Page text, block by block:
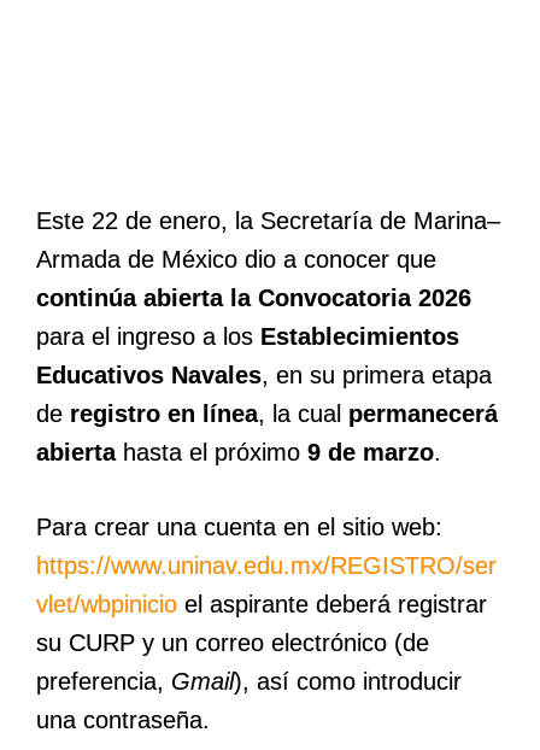
Este 22 de enero, la Secretaría de Marina–
Armada de México dio a conocer que
continúa abierta la Convocatoria 2026
para el ingreso a los Establecimientos
Educativos Navales, en su primera etapa
de registro en línea, la cual permanecerá
abiertahasta el próximo 9 de marzo.
Para crear una cuenta en el sitio web:
https://www.uninav.edu.mx/REGISTRO/ser
vlet/wbpinicio el aspirante deberá registrar
su CURP y un correo electrónico (de
preferencia, Gmail), así como introducir
una contraseña.